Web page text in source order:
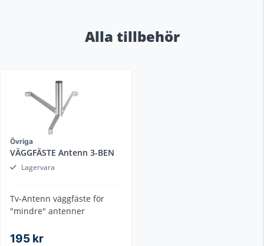
Alla tillbehör
Övriga
VÄGGFÄSTE Antenn 3-BEN
Lagervara
Tv-Antenn väggfäste för
"mindre" antenner
195 kr